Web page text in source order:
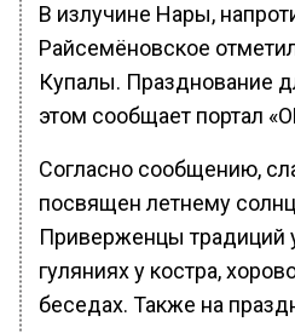
В излучине Нары,
Райсемёновское
Купалы. Празднование
этом сообщает портал
Согласно сообщению,
посвящен летнему
Приверженцы традиций
гуляниях у костра,
беседах. Также на